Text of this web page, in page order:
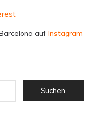
auf Instagram